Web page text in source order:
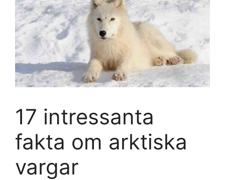
17 intressanta
fakta om arktiska
vargar